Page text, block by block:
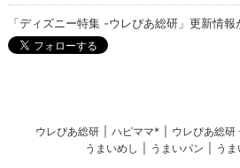
「ディズニー特集 -ウレぴあ総研」更新情報
ウレぴあ総研 ハピママ* ウレぴあ総研
うまいめし
うまいパン う